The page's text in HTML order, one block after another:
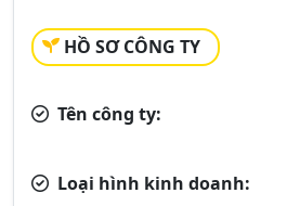
HỒ SƠ CÔNG TY
Tên công ty:
Loại hình kinh doanh: